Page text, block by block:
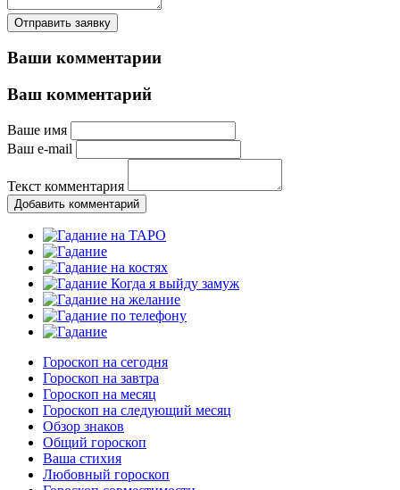
Отправить заявку
Ваши комментарии
Ваш комментарий
Ваше имя
Ваш e-mail
Текст комментария
Добавить комментарий
Гороскоп на сегодня
Гороскоп на завтра
Гороскоп на месяц
Гороскоп на следующий месяц
Обзор знаков
Общий гороскоп
Ваша стихия
Любовный гороскоп